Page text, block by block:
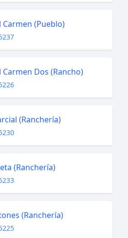
Carmen (Pueblo)
Carmen Dos (Rancho)
(Ranchería)
(Ranchería)
(Ranchería)